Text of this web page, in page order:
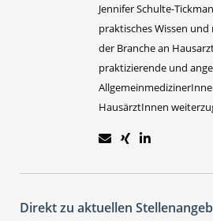
Jennifer Schulte-
praktisches Wissen
der Branche an
praktizierende und
HausärztInnen
Direkt zu aktuellen